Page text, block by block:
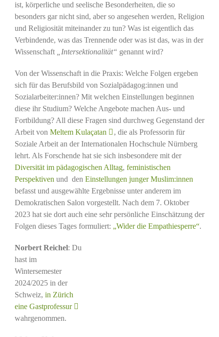
ist, körperliche und seelische Besonderheiten, die so
besonders gar nicht sind, aber so angesehen werden, Religion
und Religiosität miteinander zu tun? Was ist eigentlich das
Verbindende, was das Trennende oder was ist das, was in der
Wissenschaft
„Intersektionalität“ genannt wird?
Von der Wissenschaft in die Praxis: Welche Folgen ergeben
sich für das Berufsbild von Sozialpädagog:innen und
Sozialarbeiter:innen? Mit welchen Einstellungen beginnen
diese ihr Studium? Welche Angebote machen Aus- und
Fortbildung? All diese Fragen sind durchweg Gegenstand der
Arbeit von Meltem Kulaçatan
, die als Professorin für
Soziale Arbeit an der Internationalen Hochschule Nürnberg
lehrt. Als Forschende hat sie sich insbesondere mit der
Diversität im pädagogischen Alltag, feministischen
Perspektiven und den Einstellungen junger Muslim:innen
befasst und ausgewählte Ergebnisse unter anderem im
Demokratischen Salon vorgestellt. Nach dem 7. Oktober
2023 hat sie dort auch eine sehr persönliche Einschätzung der
Folgen dieses Tages formuliert: „Wider die Empathiesperre“.
Norbert Reichel: Du
hast im
Wintersemester
2024/2025 in der
Schweiz, in Zürich
eine Gastprofessur
wahrgenommen.